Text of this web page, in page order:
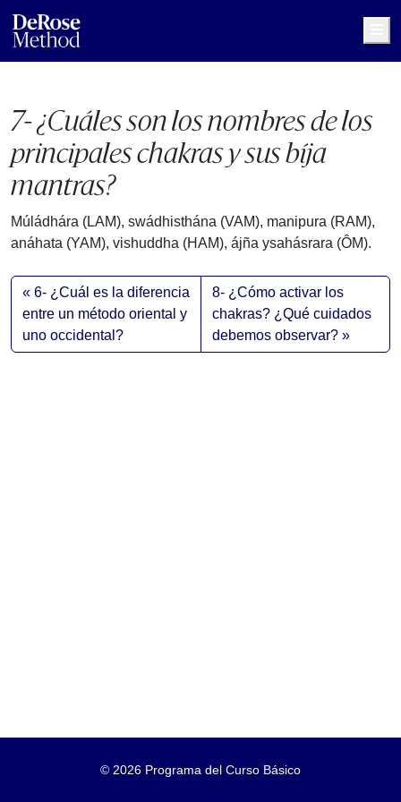
7- ¿Cuáles son los nombres de los
principales chakras y sus bíja
mantras?
Múládhára (LAM), swádhisthána (VAM), manipura (RAM),
anáhata (YAM), vishuddha (HAM), ájña ysahásrara (ÔM).
6- ¿Cuál es la diferencia
entre un método oriental y
uno occidental?
8- ¿Cómo activar los
chakras? ¿Qué cuidados
debemos observar?
© 2026 Programa del Curso Básico